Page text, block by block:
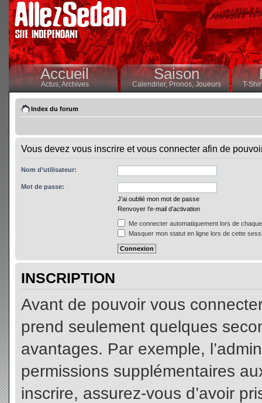
Accueil
Actus,Archives
Saison
Calendrier,Pronos, Joueurs T-
Index du forum
Vous devez vous inscrire et vous connecter afin de
Nom d’utilisateur:
Mot de passe:
J’ai oublié mon mot de passe
Renvoyer l’e-mail d’activation
Me connecter automatiquement lors de
Masquer mon statut en ligne lors de cette
INSCRIPTION
Avant de pouvoir vous
prend seulement quelques
avantages. Par exemple,
permissions supplémentaires
inscrire, assurez-vous d’avoir